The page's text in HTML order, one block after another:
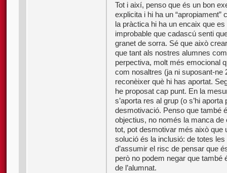
Tot i així, penso que és un bon
explicita i hi ha un “apropiament”
la pràctica hi ha un encaix que
improbable que cadascú senti
granet de sorra. Sé que això
que tant als nostres alumnes
perpectiva, molt més emocional
com nosaltres (ja ni suposant-
reconèixer què hi has aportat.
he proposat cap punt. En la
s’aporta res al grup (o s’hi
desmotivació. Penso que també
objectius, no només la manca
tot, pot desmotivar més això que
solució és la inclusió: de totes
d’assumir el risc de pensar que
però no podem negar que també
de l’alumnat.